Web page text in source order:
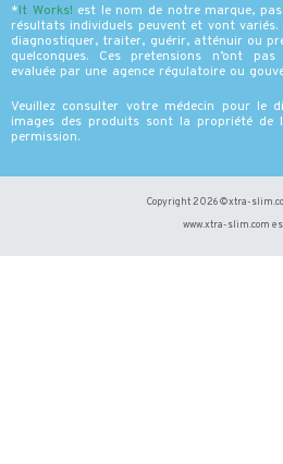
*It Works! est le nom de notre marque,
résultats individuels peuvent et vont
diagnostiquer, traiter, guérir, atténuir ou
quelconques. Ces pretensions n’ont
evaluée par une agence régulatoire ou
Veuillez consulter votre médecin pour le
images des produits sont la propriété de
permission.
Copyright 2026 ©xtra-
www.xtra-slim.com